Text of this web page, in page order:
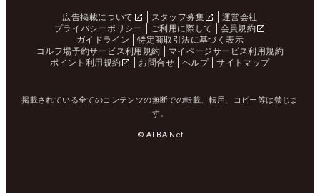
広告掲載について スタッフ募集
運営会社
プライバシーポリシー
ご利用に際して
会員規約
ガイドライン
特定商取引法に基づく表示
ゴルフ場予約サービス利用規約
マイページサービス利用規約
ポイント利用規約
お問合せ ヘルプ サイトマップ
掲載されている全てのコンテンツの無断での転載、転用、コピー等は禁じま
す。
© ALBA Net